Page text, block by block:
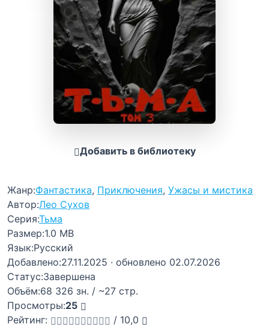
Добавить в библиотеку
Жанр:Фантастика, Приключения, Ужасы и мистика
Автор:Лео Сухов
Серия:Тьма
Размер:1.0 MB
Язык:Русский
Добавлено:27.11.2025 · обновлено 02.07.2026
Статус:Завершена
Объём:68 326 зн. / ~27 стр.
Просмотры:25
Рейтинг:
/ 10,0